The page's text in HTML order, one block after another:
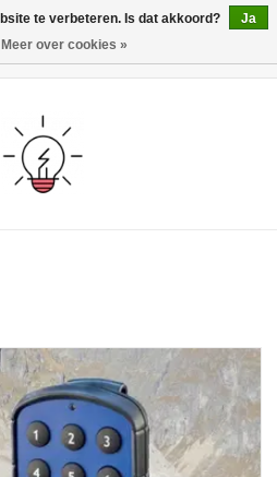
te verbeteren. Is dat akkoord?
Ja
Meer over cookies »